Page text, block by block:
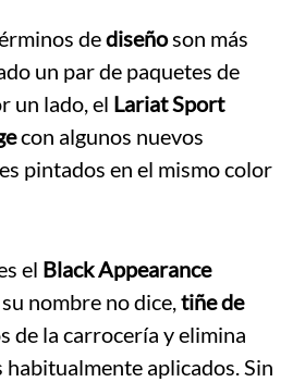
dediseñoson más
un par de paquetes de
un lado, el Lariat Sport
con algunos nuevos
pintados en el mismo color
el Black Appearance
nombre no dice,tiñe de
de la carrocería y elimina
aplicados. Sin